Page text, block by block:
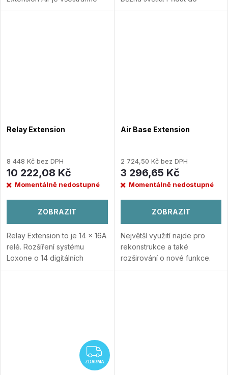
zařízení! Své místo najde
porovnání
Relay Extension
8 448 Kč bez DPH
10 222,08 Kč
Momentálně nedostupné
ZOBRAZIT
Relay Extension to je 14 × 16A
relé. Rozšíření systému
Loxone o 14 digitálních
výstupů se zátěží až 16 A,
Air Base Extension
2 724,50 Kč bez DPH
3 296,65 Kč
Momentálně nedostupné
ZOBRAZIT
Největší využití najde pro
rekonstrukce a také
rozširování o nové funkce.
Přidat do porovnání
ZDARMA
ZDARMA